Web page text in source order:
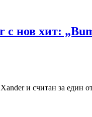
хит:
и считан за един